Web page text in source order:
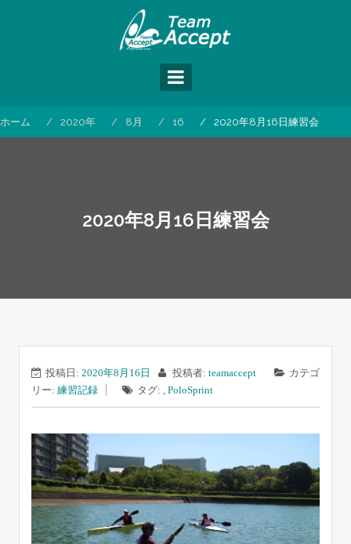
キ
ホーム 2020年 8月 16 2020年8月16日練習会
2020年8月16日練習会
投稿日: 2020年8月16日 投稿者: teamaccept
カテゴ
リー: 練習記録 タグ: , PoloSprint